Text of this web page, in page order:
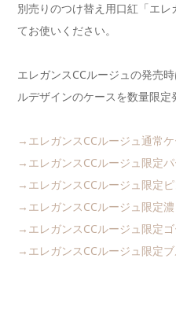
別売りのつけ替え用口紅「エ
てお使いください。
エレガンスCCルージュの発売
ルデザインのケースを数量限定
→エレガンスCCルージュ通常ケ
→エレガンスCCルージュ限定
→エレガンスCCルージュ限定
→エレガンスCCルージュ限定
→エレガンスCCルージュ限定
→エレガンスCCルージュ限定